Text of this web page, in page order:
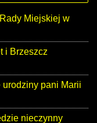
Miejskiej w
i Brzeszcz
pani Marii
nieczynny